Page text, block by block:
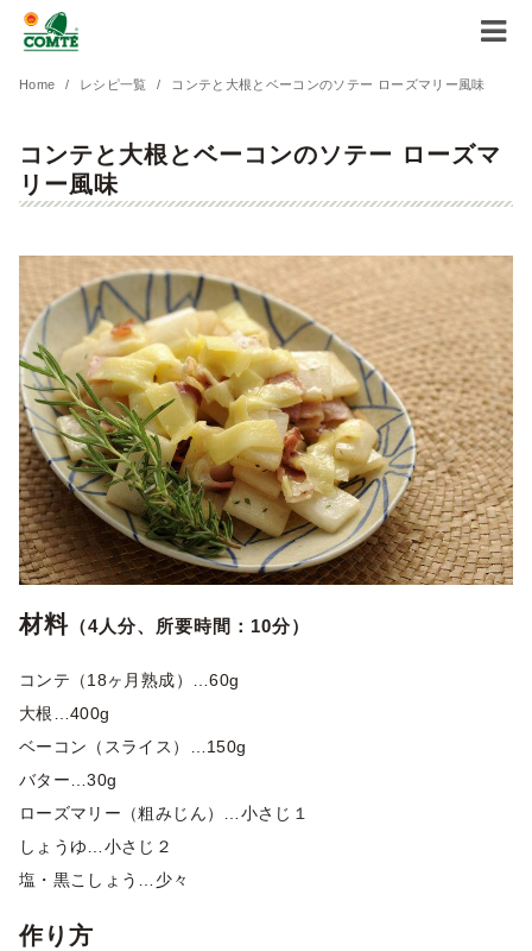
Home レシピ一覧 コンテと大根とベーコンのソテー ローズマリー風味
コンテと大根とベーコンのソテー ローズマ
リー風味
材料（4人分、所要時間：10分）
コンテ（18ヶ月熟成）…60g
大根…400g
ベーコン（スライス）…150g
バター…30g
ローズマリー（粗みじん）…小さじ１
しょうゆ…小さじ２
塩・黒こしょう…少々
作り方